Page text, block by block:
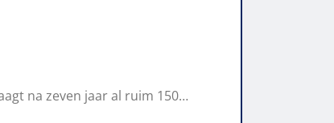
na zeven jaar al ruim 150…